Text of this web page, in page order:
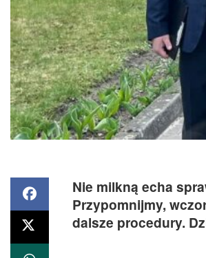
Nie milkną echa
Przypomnijmy,
dalsze procedury.